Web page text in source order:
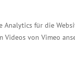
für die
von Vimeo